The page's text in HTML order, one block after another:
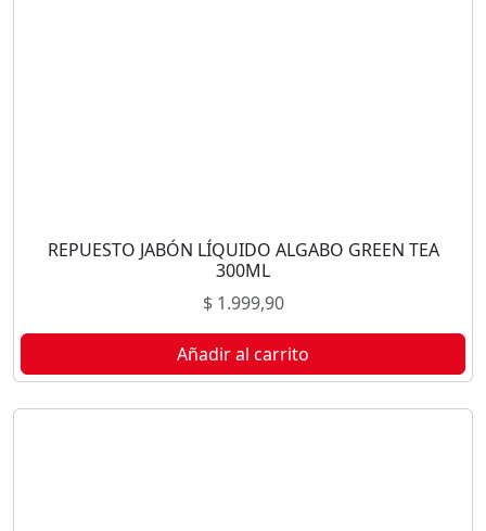
REPUESTO JABÓN LÍQUIDO ALGABO GREEN TEA
300ML
$1.999,90
Añadir al carrito